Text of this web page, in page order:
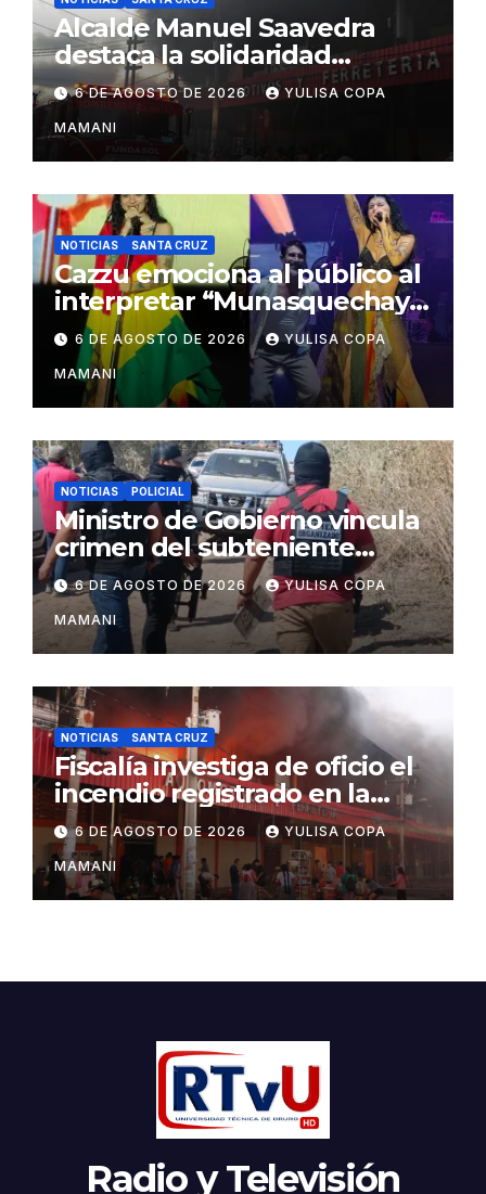
Alcalde Manuel Saavedra
destaca la solidaridad
durante la emergencia en
Barrio Lindo
6 DE AGOSTO DE 2026 YULISA COPA
MAMANI
NOTICIAS SANTA CRUZ
Cazzu emociona al público al
interpretar “Munasquechay”
en su concierto en Santa
Cruz
6 DE AGOSTO DE 2026 YULISA COPA
MAMANI
NOTICIAS POLICIAL
Ministro de Gobierno vincula
crimen del subteniente
Salazar con la red de
Sebastián Marset
6 DE AGOSTO DE 2026 YULISA COPA
MAMANI
NOTICIAS SANTA CRUZ
Fiscalía investiga de oficio el
incendio registrado en la
feria Barrio Lindo
6 DE AGOSTO DE 2026 YULISA COPA
MAMANI
Radio y Televisión